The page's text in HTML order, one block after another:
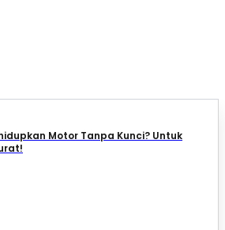
Motor Tanpa Kunci? Untuk